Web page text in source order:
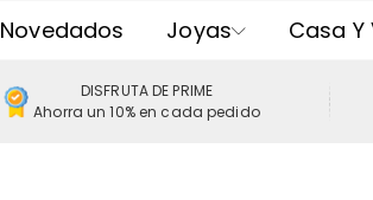
Novedados Joyas Casa Y
DISFRUTA DE PRIME
Ahorra un 10% en cada pedido